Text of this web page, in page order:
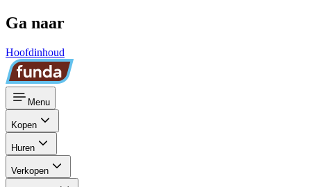
Ga naar
Hoofdinhoud
Menu
Kopen
Huren
Verkopen